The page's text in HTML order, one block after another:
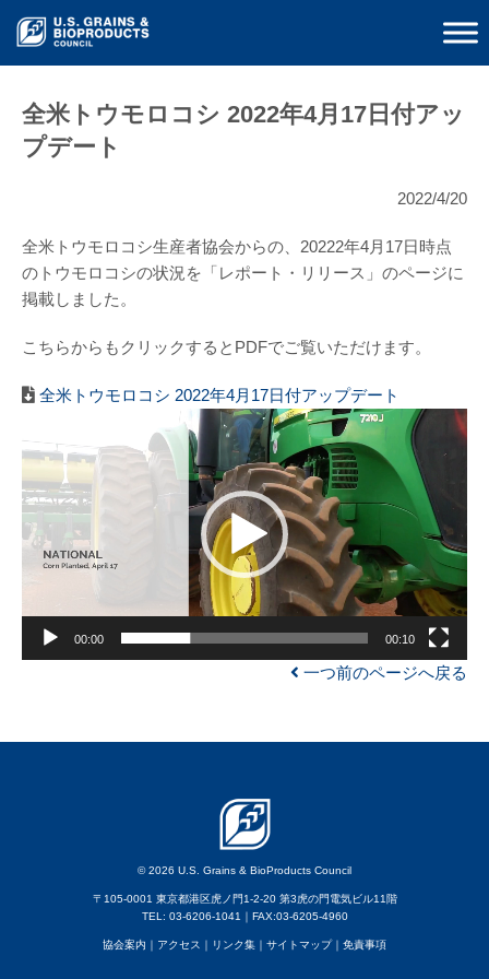
全米トウモロコシ 2022年4月17日付アッ
プデート
2022/4/20
全米トウモロコシ生産者協会からの、20222年4月17日時点
のトウモロコシの状況を「レポート・リリース」のページに
掲載しました。
こちらからもクリックするとPDFでご覧いただけます。
全米トウモロコシ 2022年4月17日付アップデート
画
レ
ー
ヤ
00:00 00:10
一つ前のページへ戻る
© 2026 U.S. Grains & BioProducts Council
〒105-0001 東京都港区虎ノ門1-2-20 第3虎の門電気ビル11階
TEL: 03-6206-1041｜FAX:03-6205-4960
協会案内 ｜アクセス ｜ リンク集 ｜ サイトマップ｜ 免責事項